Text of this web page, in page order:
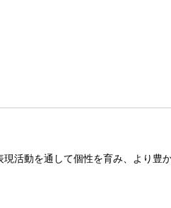
活動を通して個性を育み、より豊